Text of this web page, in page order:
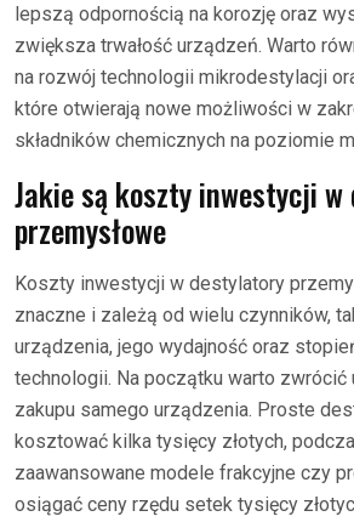
lepszą odpornością na korozję oraz
zwiększa trwałość urządzeń. Warto
na rozwój technologii mikrodestylacji
które otwierają nowe możliwości w
składników chemicznych na poziomie
Jakie są koszty inwestycji
przemysłowe
Koszty inwestycji w destylatory
znaczne i zależą od wielu czynników,
urządzenia, jego wydajność oraz
technologii. Na początku warto zwrócić
zakupu samego urządzenia. Proste
kosztować kilka tysięcy złotych,
zaawansowane modele frakcyjne czy
osiągać ceny rzędu setek tysięcy